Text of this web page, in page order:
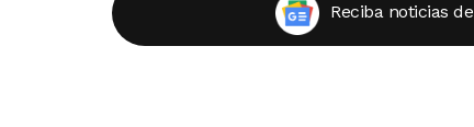
Reciba noticias de